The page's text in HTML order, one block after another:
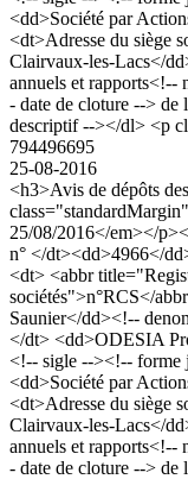
<dd>Société par
<dt>Adresse du siège
Clairvaux-les-Lacs</
annuels et rapports<!--
- date de cloture -->
descriptif --></dl> <p
794496695
25-08-2016
<h3>Avis de dépôts
25/08/2016</em></
n° </dt><dd>4966</
<dt> <abbr
sociétés">n°RCS</
Saunier</dd><!--
</dt> <dd>ODESIA
<!-- sigle --><!-- forme
<dd>Société par
<dt>Adresse du siège
Clairvaux-les-Lacs</
annuels et rapports<!--
- date de cloture -->